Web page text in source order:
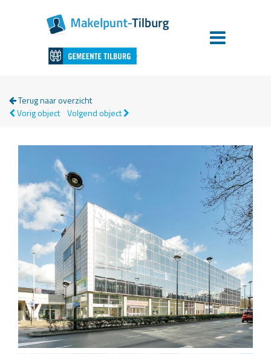
Terug naar overzicht
Vorig object Volgend object